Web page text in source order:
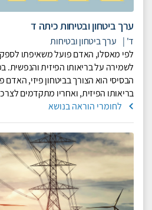
ערך ביטחון ובטיחות כיתה ד
ד' | ערך ביטחון ובטיחות
לפי מאסלו, האדם פועל משאיפתו לספק
לשמירה על בריאותו הפיזית והנפשית.
הבסיסי הוא הצורך בביטחון פיזי, האדם
בריאותו הפיזית, ואחריו מתקדמים
לחומרי הוראה בנושא